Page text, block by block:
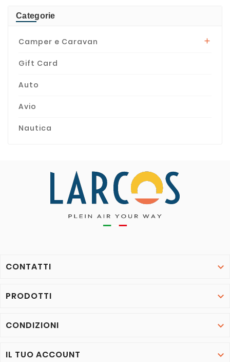
Categorie
Camper e Caravan 
Gift Card
Auto
Avio
Nautica
CONTATTI 
PRODOTTI 
CONDIZIONI 
IL TUO ACCOUNT 